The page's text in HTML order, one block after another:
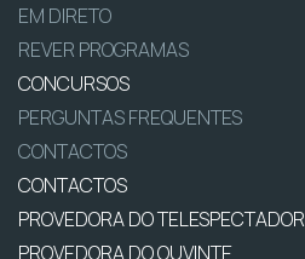
EM DIRETO
REVER PROGRAMAS
CONCURSOS
PERGUNTAS FREQUENTES
CONTACTOS
CONTACTOS
PROVEDORA DO TELESPECTADOR
PROVEDORA DO OUVINTE